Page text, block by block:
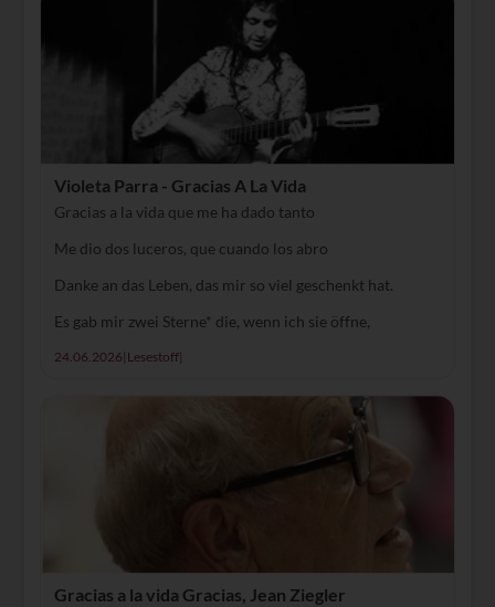
Violeta Parra - Gracias A La Vida
Gracias a la vida que me ha dado tanto
Me dio dos luceros, que cuando los abro
Danke an das Leben, das mir so viel geschenkt hat.
Es gab mir zwei Sterne* die, wenn ich sie öffne,
24.06.2026| Lesestoff|
Gracias a la vida Gracias, Jean Ziegler